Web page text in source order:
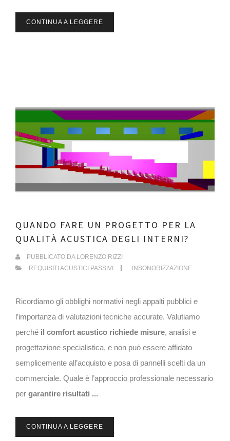
CONTINUA A LEGGERE
QUANDO FARE UN PROGETTO PER LA
QUALITÀ ACUSTICA DEGLI INTERNI?
PUBBLICATO DA LORENZO RIZZI
REQUISITI ACUSTICI PASSIVI
INSONORIZZAZIONE
Ricordiamo gli obblighi normativi negli appalti pubblici e
l’importanza di valutazioni tecniche accurate. Valutiamo
perché il comfort acustico richiede misure, analisi e
progettazione specialistica, e non può essere affidato
semplicemente all’acquisto e posa di pannelli scelti da un
commerciale. Quale è l’approccio professionale necessario
per garantire risultati ...
CONTINUA A LEGGERE